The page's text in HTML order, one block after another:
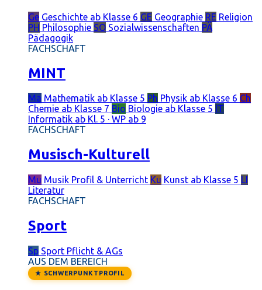
Ge Geschichte ab Klasse 6 GE Geographie RE Religion
PH Philosophie SO Sozialwissenschaften PÄ
Pädagogik
FACHSCHAFT
MINT
Ma Mathematik ab Klasse 5 Ph Physik ab Klasse 6 Ch
Chemie ab Klasse 7 Bio Biologie ab Klasse 5 IT
Informatik ab Kl. 5 · WP ab 9
FACHSCHAFT
Musisch-Kulturell
Mu Musik Profil & Unterricht Ku Kunst ab Klasse 5 LI
Literatur
FACHSCHAFT
Sport
Sp Sport Pflicht & AGs
AUS DEM BEREICH
★ SCHWERPUNKTPROFIL